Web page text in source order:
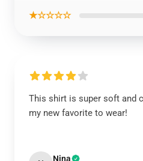
★☆☆☆☆
This shirt is super soft and
my new favorite to wear!
Nina